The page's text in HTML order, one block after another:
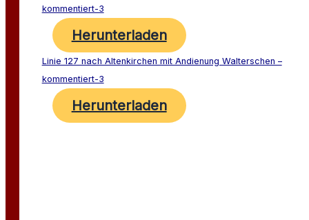
kommentiert-3
Herunterladen
Linie 127 nach Altenkirchen mit Andienung Walterschen –
kommentiert-3
Herunterladen